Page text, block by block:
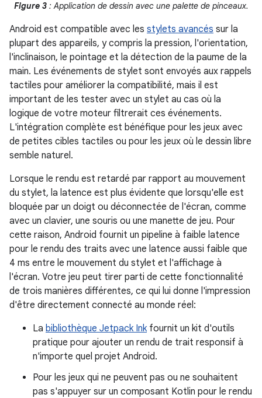
Figure 3: Application de dessin avec une palette de pinceaux.
Android est compatible avec les stylets avancés sur la
plupart des appareils, y compris la pression, l'orientation,
l'inclinaison, le pointage et la détection de la paume de la
main. Les événements de stylet sont envoyés aux rappels
tactiles pour améliorer la compatibilité, mais il est
important de les tester avec un stylet au cas où la
logique de votre moteur filtrerait ces événements.
L'intégration complète est bénéfique pour les jeux avec
de petites cibles tactiles ou pour les jeux où le dessin libre
semble naturel.
Lorsque le rendu est retardé par rapport au mouvement
du stylet, la latence est plus évidente que lorsqu'elle est
bloquée par un doigt ou déconnectée de l'écran, comme
avec un clavier, une souris ou une manette de jeu. Pour
cette raison, Android fournit un pipeline à faible latence
pour le rendu des traits avec une latence aussi faible que
4 ms entre le mouvement du stylet et l'affichage à
l'écran. Votre jeu peut tirer parti de cette fonctionnalité
de trois manières différentes, ce qui lui donne l'impression
d'être directement connecté au monde réel:
La bibliothèque Jetpack Inkfournit un kit d'outils
pratique pour ajouter un rendu de trait responsif à
n'importe quel projet Android.
Pour les jeux qui ne peuvent pas ou ne souhaitent
pas s'appuyer sur un composant Kotlin pour le rendu